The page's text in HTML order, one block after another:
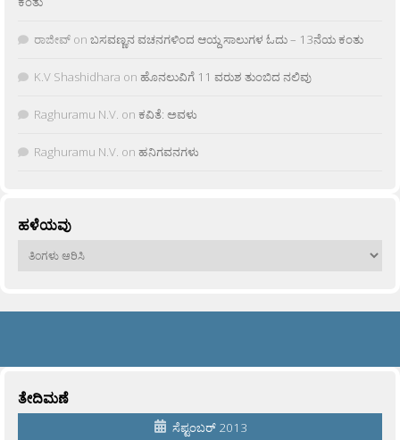
ರಾಜೀವ್ on ಬಸವಣ್ಣನ ವಚನಗಳಿಂದ ಆಯ್ದ ಸಾಲುಗಳ ಓದು – 13ನೆಯ ಕಂತು
K.V Shashidhara on ಹೊನಲುವಿಗೆ 11 ವರುಶ ತುಂಬಿದ ನಲಿವು
Raghuramu N.V. on ಕವಿತೆ: ಅವಳು
Raghuramu N.V. on ಹನಿಗವನಗಳು
ಹಳೆಯವು
ಹಳೆಯವು
ತೇದಿಮಣೆ
ಸೆಪ್ಟಂಬರ್ 2013